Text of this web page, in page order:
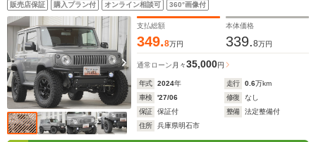
販売店保証 購入プラン付 オンライン相談可 360°画像付
支払総額
349.8万円
本体価格
339.8万円
通常ローン 月々35,000円
年式 2024年 走行 0.6万km
車検
'27/06 修復
なし
保証
保証付 整備
法定整備付
住所
兵庫県明石市